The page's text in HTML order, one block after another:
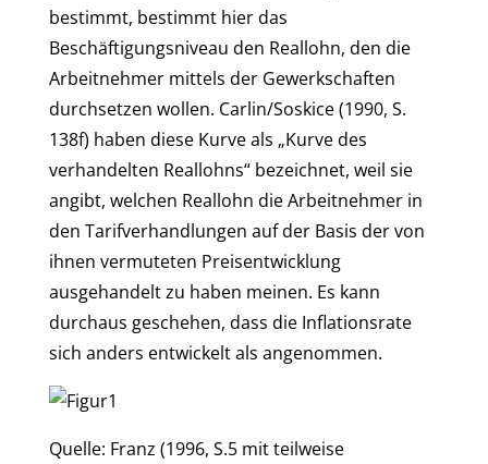
bestimmt, bestimmt hier das
Beschäftigungsniveau den Reallohn, den die
Arbeitnehmer mittels der Gewerkschaften
durchsetzen wollen. Carlin/Soskice (1990, S.
138f) haben diese Kurve als „Kurve des
verhandelten Reallohns“ bezeichnet, weil sie
angibt, welchen Reallohn die Arbeitnehmer in
den Tarifverhandlungen auf der Basis der von
ihnen vermuteten Preisentwicklung
ausgehandelt zu haben meinen. Es kann
durchaus geschehen, dass die Inflationsrate
sich anders entwickelt als angenommen.
Quelle: Franz (1996, S.5 mit teilweise